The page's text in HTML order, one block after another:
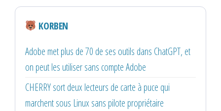
KORBEN
Adobe met plus de 70 de ses outils dans ChatGPT, et
on peut les utiliser sans compte Adobe
CHERRY sort deux lecteurs de carte à puce qui
marchent sous Linux sans pilote propriétaire